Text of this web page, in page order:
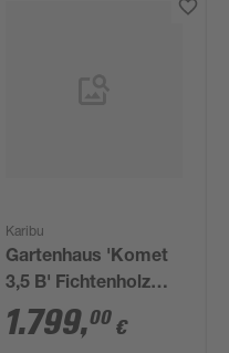
Karibu
Gartenhaus 'Komet
3,5 B' Fichtenholz
terragrau /
graualuminium 238,5
1.799,00 €